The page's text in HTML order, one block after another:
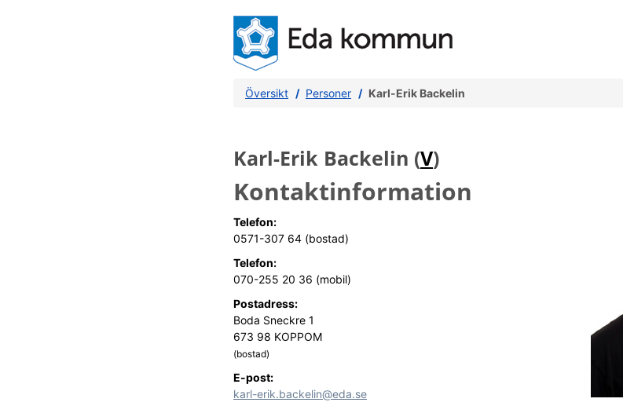
Översikt Personer Karl-Erik Backelin
Karl-Erik Backelin (V)
Kontaktinformation
Telefon:
0571-307 64 (bostad)
Telefon:
070-255 20 36 (mobil)
Postadress:
Boda Sneckre 1
673 98 KOPPOM
(bostad)
E-post:
karl-erik.backelin@eda.se